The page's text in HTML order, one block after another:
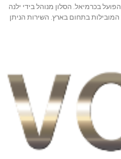
בכרמיאל. הסלון מנוהל בידי ילנה
בתחום בארץ. השירות הניתן